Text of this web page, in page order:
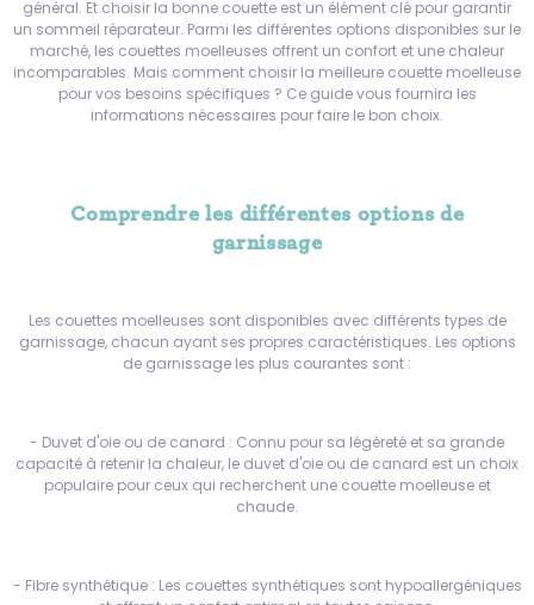
général. Et choisir la bonne couette est un élément clé pour garantir
un sommeil réparateur. Parmi les différentes options disponibles sur le
marché, les couettes moelleuses offrent un confort et une chaleur
incomparables. Mais comment choisir la meilleure couette moelleuse
pour vos besoins spécifiques ? Ce guide vous fournira les
informations nécessaires pour faire le bon choix.
Comprendre les différentes options de
garnissage
Les couettes moelleuses sont disponibles avec différents types de
garnissage, chacun ayant ses propres caractéristiques. Les options
de garnissage les plus courantes sont :
- Duvet d'oie ou de canard : Connu pour sa légèreté et sa grande
capacité à retenir la chaleur, le duvet d'oie ou de canard est un choix
populaire pour ceux qui recherchent une couette moelleuse et
chaude.
- Fibre synthétique : Les couettes synthétiques sont hypoallergéniques